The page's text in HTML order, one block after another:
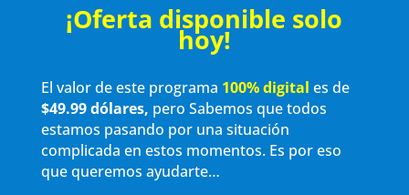
¡Oferta disponible solo
hoy!
El valor de este programa 100% digital es de
$49.99 dólares, pero Sabemos que todos
estamos pasando por una situación
complicada en estos momentos. Es por eso
que queremos ayudarte…